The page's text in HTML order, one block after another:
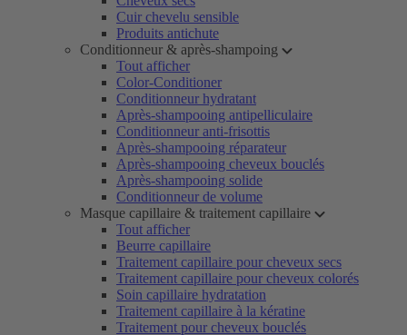
Cuir chevelu sensible
Produits antichute
Conditionneur & après-shampoing
Tout afficher
Color-Conditioner
Conditionneur hydratant
Après-shampooing antipelliculaire
Conditionneur anti-frisottis
Après-shampooing réparateur
Après-shampooing cheveux bouclés
Après-shampooing solide
Conditionneur de volume
Masque capillaire & traitement capillaire
Tout afficher
Beurre capillaire
Traitement capillaire pour cheveux secs
Traitement capillaire pour cheveux colorés
Soin capillaire hydratation
Traitement capillaire à la kératine
Traitement pour cheveux bouclés